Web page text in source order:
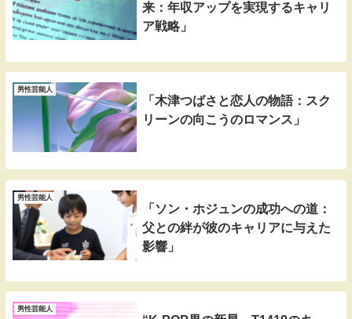
来：年収アップを実現するキャリ
ア戦略」
男性芸能人
「木津つばさと恋人の物語：スク
リーンの向こうのロマンス」
男性芸能人
「ソン・ホジュンの成功への道：
父との絆が彼のキャリアに与えた
影響」
男性芸能人